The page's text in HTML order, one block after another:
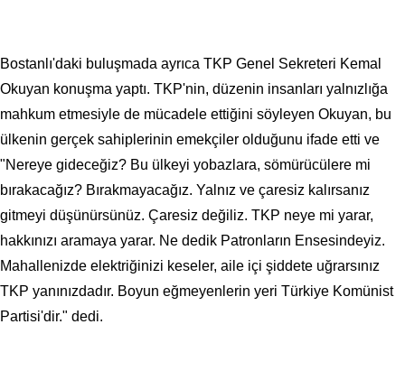
Bostanlı'daki buluşmada ayrıca TKP Genel Sekreteri Kemal
Okuyan konuşma yaptı. TKP'nin, düzenin insanları yalnızlığa
mahkum etmesiyle de mücadele ettiğini söyleyen Okuyan, bu
ülkenin gerçek sahiplerinin emekçiler olduğunu ifade etti ve
"Nereye gideceğiz? Bu ülkeyi yobazlara, sömürücülere mi
bırakacağız? Bırakmayacağız. Yalnız ve çaresiz kalırsanız
gitmeyi düşünürsünüz. Çaresiz değiliz. TKP neye mi yarar,
hakkınızı aramaya yarar. Ne dedik Patronların Ensesindeyiz.
Mahallenizde elektriğinizi keseler, aile içi şiddete uğrarsınız
TKP yanınızdadır. Boyun eğmeyenlerin yeri Türkiye Komünist
Partisi'dir." dedi.